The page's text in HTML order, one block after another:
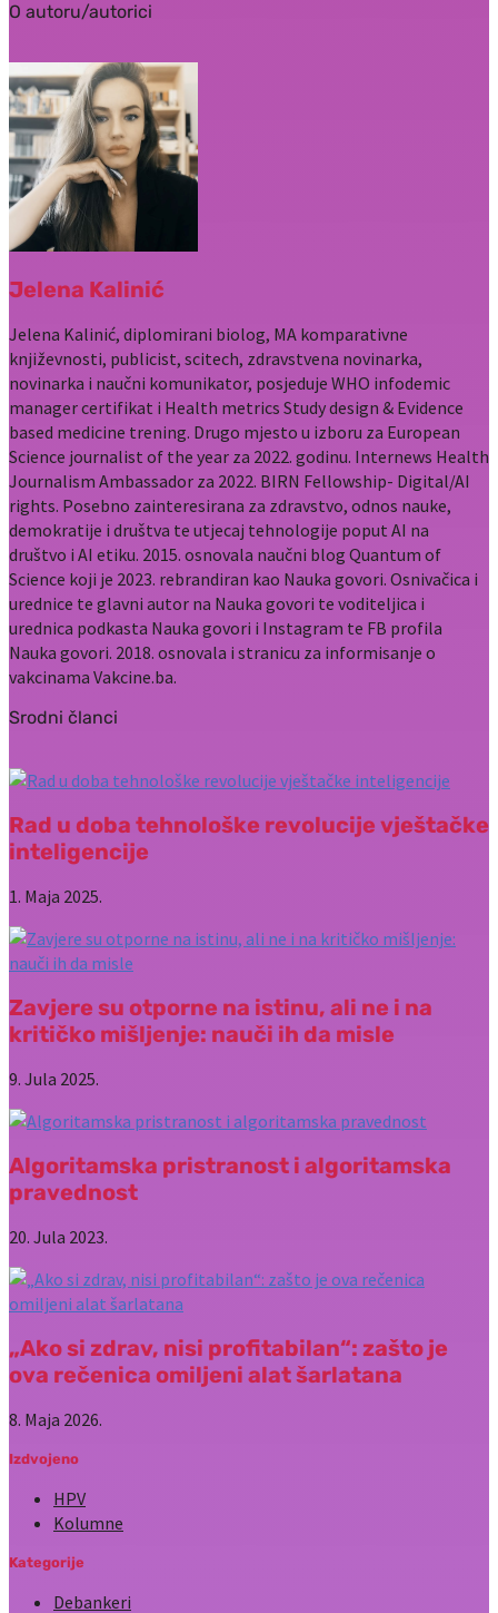
O autoru/autorici
Jelena Kalinić
Jelena Kalinić, diplomirani biolog, MA komparativne
književnosti, publicist, scitech, zdravstvena novinarka,
novinarka i naučni komunikator, posjeduje WHO infodemic
manager certifikat i Health metrics Study design & Evidence
based medicine trening. Drugo mjesto u izboru za European
Science journalist of the year za 2022. godinu. Internews Health
Journalism Ambassador za 2022. BIRN Fellowship- Digital/AI
rights. Posebno zainteresirana za zdravstvo, odnos nauke,
demokratije i društva te utjecaj tehnologije poput AI na
društvo i AI etiku. 2015. osnovala naučni blog Quantum of
Science koji je 2023. rebrandiran kao Nauka govori. Osnivačica i
urednice te glavni autor na Nauka govori te voditeljica i
urednica podkasta Nauka govori i Instagram te FB profila
Nauka govori. 2018. osnovala i stranicu za informisanje o
vakcinama Vakcine.ba.
Srodni članci
Rad u doba tehnološke revolucije vještačke
inteligencije
1. Maja 2025.
Zavjere su otporne na istinu, ali ne i na
kritičko mišljenje: nauči ih da misle
9. Jula 2025.
Algoritamska pristranost i algoritamska
pravednost
20. Jula 2023.
„Ako si zdrav, nisi profitabilan“: zašto je
ova rečenica omiljeni alat šarlatana
8. Maja 2026.
Izdvojeno
HPV
Kolumne
Kategorije
Debankeri